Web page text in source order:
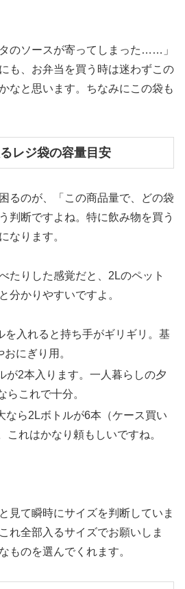
のソースが寄ってしまった……」
も、お弁当を買う時は迷わずこの
なと思います。ちなみにこの袋も
レジ袋の容量目安
るのが、「この商品量で、どの袋
判断ですよね。特に飲み物を買う
なります。
たりした感覚だと、2Lのペット
分かりやすいですよ。
を入れると持ち手がギリギリ。基
にぎり用。
が2本入ります。一人暮らしの夕
らこれで十分。
なら2Lボトルが6本（ケース買い
これはかなり頼もしいですね。
見て瞬時にサイズを判断していま
れ全部入るサイズでお願いしま
ものを選んでくれます。